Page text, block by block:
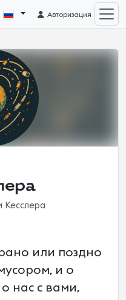
Авторизация
Кесслера
или поздно
и о
нас с вами,